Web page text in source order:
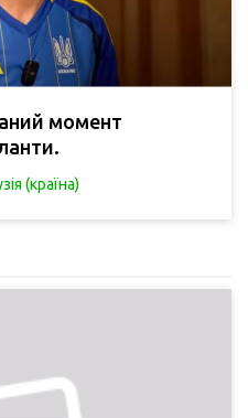
момент
(країна)